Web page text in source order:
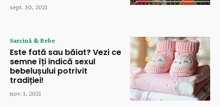
sept. 30, 2021
Sarcină & Bebe
Este fată sau băiat? Vezi ce
semne îți indică sexul
bebelușului potrivit
tradiției!
nov. 1, 2021